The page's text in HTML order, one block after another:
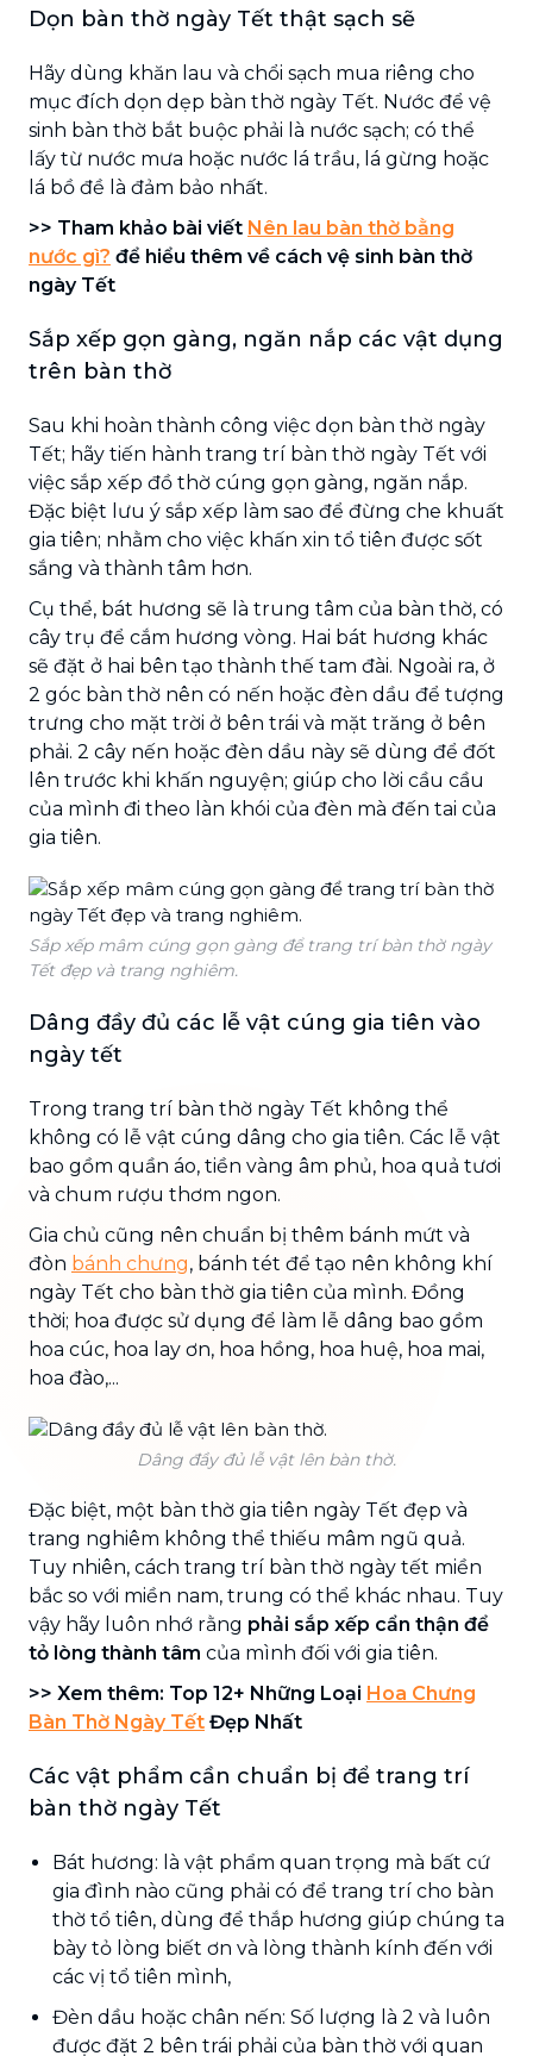
Dọn bàn thờ ngày Tết thật sạch sẽ
Hãy dùng khăn lau và chổi sạch mua riêng cho
mục đích dọn dẹp bàn thờ ngày Tết. Nước để vệ
sinh bàn thờ bắt buộc phải là nước sạch; có thể
lấy từ nước mưa hoặc nước lá trầu, lá gừng hoặc
lá bồ đề là đảm bảo nhất.
>> Tham khảo bài viết Nên lau bàn thờ bằng
nước gì? để hiểu thêm về cách vệ sinh bàn thờ
ngày Tết
Sắp xếp gọn gàng, ngăn nắp các vật dụng
trên bàn thờ
Sau khi hoàn thành công việc dọn bàn thờ ngày
Tết; hãy tiến hành trang trí bàn thờ ngày Tết với
việc sắp xếp đồ thờ cúng gọn gàng, ngăn nắp.
Đặc biệt lưu ý sắp xếp làm sao để đừng che khuất
gia tiên; nhằm cho việc khấn xin tổ tiên được sốt
sắng và thành tâm hơn.
Cụ thể, bát hương sẽ là trung tâm của bàn thờ, có
cây trụ để cắm hương vòng. Hai bát hương khác
sẽ đặt ở hai bên tạo thành thế tam đài. Ngoài ra, ở
2 góc bàn thờ nên có nến hoặc đèn dầu để tượng
trưng cho mặt trời ở bên trái và mặt trăng ở bên
phải. 2 cây nến hoặc đèn dầu này sẽ dùng để đốt
lên trước khi khấn nguyện; giúp cho lời cầu cầu
của mình đi theo làn khói của đèn mà đến tai của
gia tiên.
Sắp xếp mâm cúng gọn gàng để trang trí bàn thờ ngày
Tết đẹp và trang nghiêm.
Dâng đầy đủ các lễ vật cúng gia tiên vào
ngày tết
Trong trang trí bàn thờ ngày Tết không thể
không có lễ vật cúng dâng cho gia tiên. Các lễ vật
bao gồm quần áo, tiền vàng âm phủ, hoa quả tươi
và chum rượu thơm ngon.
Gia chủ cũng nên chuẩn bị thêm bánh mứt và
đòn bánh chưng, bánh tét để tạo nên không khí
ngày Tết cho bàn thờ gia tiên của mình. Đồng
thời; hoa được sử dụng để làm lễ dâng bao gồm
hoa cúc, hoa lay ơn, hoa hồng, hoa huệ, hoa mai,
hoa đào,...
Dâng đầy đủ lễ vật lên bàn thờ.
Đặc biệt, một bàn thờ gia tiên ngày Tết đẹp và
trang nghiêm không thể thiếu mâm ngũ quả.
Tuy nhiên, cách trang trí bàn thờ ngày tết miền
bắc so với miền nam, trung có thể khác nhau. Tuy
vậy hãy luôn nhớ rằng phải sắp xếp cẩn thận để
tỏ lòng thành tâm của mình đối với gia tiên.
>> Xem thêm: Top 12+ Những Loại Hoa Chưng
Bàn Thờ Ngày Tết Đẹp Nhất
Các vật phẩm cần chuẩn bị để trang trí
bàn thờ ngày Tết
Bát hương: là vật phẩm quan trọng mà bất cứ
gia đình nào cũng phải có để trang trí cho bàn
thờ tổ tiên, dùng để thắp hương giúp chúng ta
bày tỏ lòng biết ơn và lòng thành kính đến với
các vị tổ tiên mình,
Đèn dầu hoặc chân nến: Số lượng là 2 và luôn
được đặt 2 bên trái phải của bàn thờ với quan